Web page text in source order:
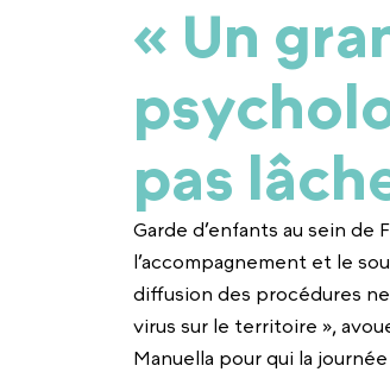
« Un
pas
Garde d’enfants au sein de
l’accompagnement et le
diffusion des procédures
virus sur le territoire »,
Manuella pour qui la